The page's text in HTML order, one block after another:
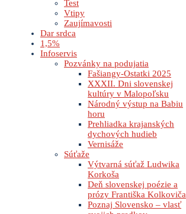
Test
Vtipy
Zaujímavosti
Dar srdca
1,5%
Infoservis
Pozvánky na podujatia
Fašiangy-Ostatki 2025
XXXII. Dni slovenskej
kultúry v Malopoľsku
Národný výstup na Babiu
horu
Prehliadka krajanských
dychových hudieb
Vernisáže
Súťaže
Výtvarná súťaž Ludwika
Korkoša
Deň slovenskej poézie a
prózy Františka Kolkoviča
Poznaj Slovensko – vlasť